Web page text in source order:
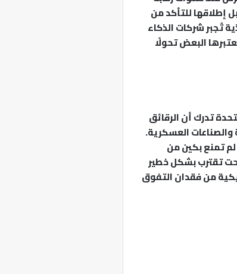
إطلاقها للتأكد من
تُجبر شركات الذكاء
البعض تحولًا
تدرك أن الرقائق
العسكرية.
تمنع بكين من
تقترب بشكل خطير
من فقدان التفوق